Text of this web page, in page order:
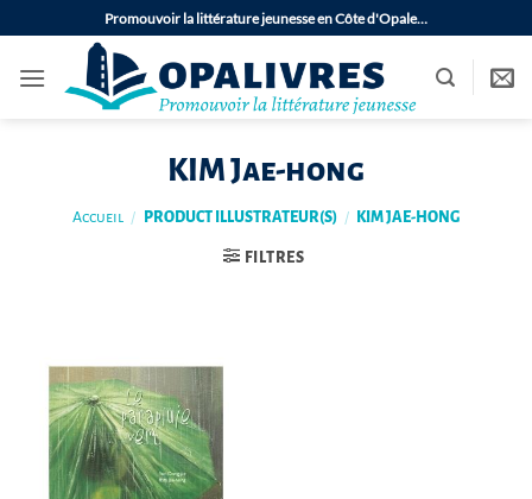
au
contenu
Promouvoir la littérature jeunesse en Côte d'Opale…
KIM Jae-hong
Accueil / PRODUCT ILLUSTRATEUR(S) / KIM JAE-HONG
FILTRES